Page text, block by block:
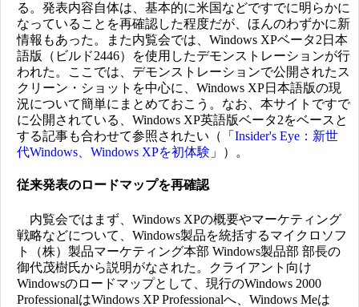
る。発表内容自体は、基本的に米国などですでに明らかに
なっていることを再確認した程度だが、ほんのわずかに新
情報もあった。また内覧会では、Windows XPベータ2日本
語版（ビルド2446）を使用したデモンストレーションが行
われた。ここでは、デモンストレーションで公開されたス
クリーン・ショットを中心に、Windows XP日本語版の現
況について簡単にまとめておこう。なお、本サイトですで
に公開されている、Windows XP英語版ベータ2をベースと
する記事も合わせて参照されたい（「 Insider's Eye：新世
代Windows、Windows XPを初体験 」）。
従来発表のロードマップを再確認
内覧会ではまず、Windows XPの概要やマーケティング
戦略などについて、Windows製品を統括するマイクロソフ
ト（株）製品マーケティング本部 Windows製品部 部長の
御代茂樹氏から説明がなされた。クライアント向け
Windowsのロードマップとして、現行のWindows 2000
ProfessionalはWindows XP Professionalへ、Windows Meは